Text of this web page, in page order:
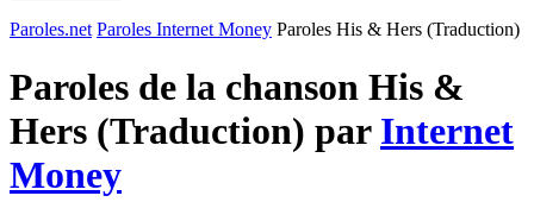
Paroles.net Paroles Internet Money Paroles His & Hers (Traduction)
Paroles de la chanson His &
Hers (Traduction) par Internet
Money